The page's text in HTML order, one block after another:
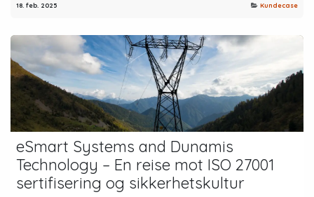
18. feb. 2025 Kundecase
eSmart Systems and Dunamis
Technology – En reise mot ISO 27001
sertifisering og sikkerhetskultur